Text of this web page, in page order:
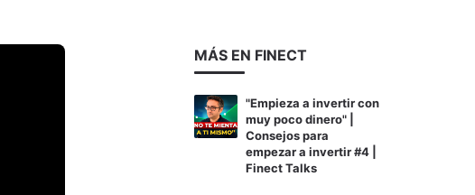
MÁS EN FINECT
"Empieza a invertir con
muy poco dinero" |
Consejos para
empezar a invertir #4 |
Finect Talks